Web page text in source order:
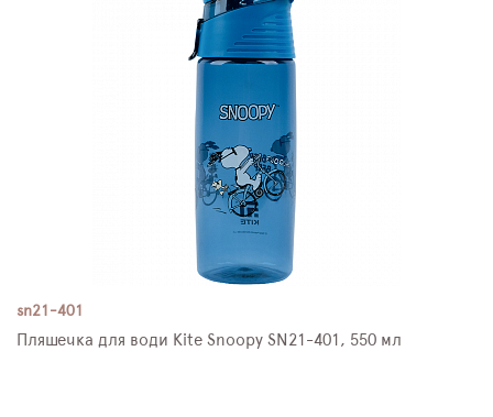
sn21-401
Пляшечка для води Kite Snoopy SN21-401, 550 мл